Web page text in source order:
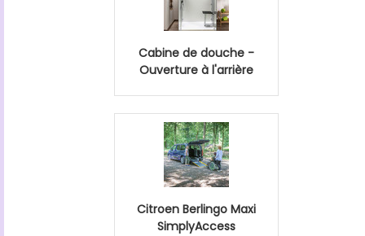
Cabine de douche -
Ouverture à l'arrière
Citroen Berlingo Maxi
SimplyAccess